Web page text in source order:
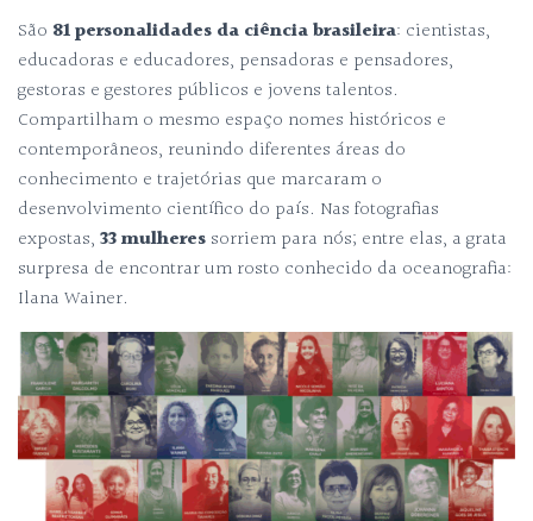
São 81 personalidades da ciência brasileira: cientistas,
educadoras e educadores, pensadoras e pensadores,
gestoras e gestores públicos e jovens talentos.
Compartilham o mesmo espaço nomes históricos e
contemporâneos, reunindo diferentes áreas do
conhecimento e trajetórias que marcaram o
desenvolvimento científico do país. Nas fotografias
expostas, 33 mulheres sorriem para nós; entre elas, a grata
surpresa de encontrar um rosto conhecido da oceanografia:
Ilana Wainer.